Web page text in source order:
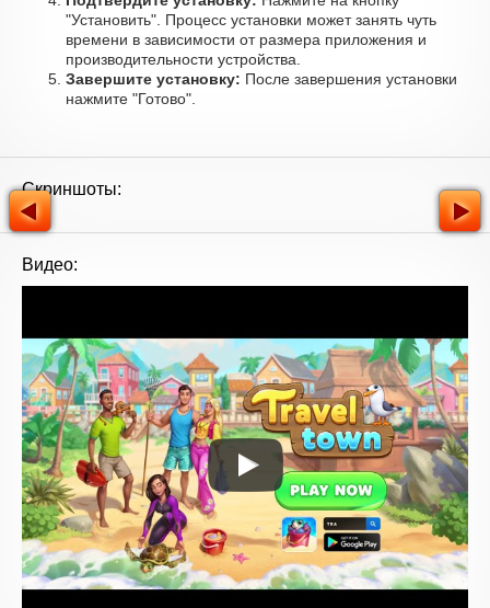
"Установить". Процесс установки может занять чуть
времени в зависимости от размера приложения и
производительности устройства.
Завершите установку: После завершения установки
нажмите "Готово".
Скриншоты:
Видео: